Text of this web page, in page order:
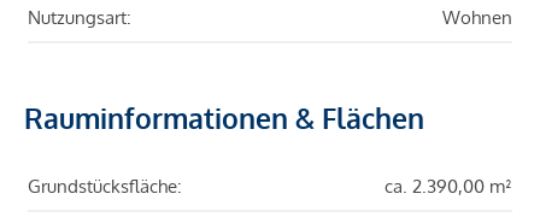
Nutzungsart: Wohnen
Rauminformationen & Flächen
Grundstücksfläche: ca. 2.390,00 m²